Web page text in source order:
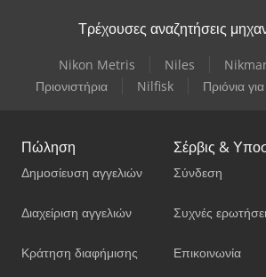
Τρέχουσες αναζητήσεις
Nikon Metris Niles
Πριονιστήρια
Nilfisk Πριόνια
Πώληση
Δημοσίευση αγγελιών
Διαχείριση αγγελιών
Κράτηση διαφήμισης
Σέρβις &
Σύνδεση
Συχνές
Επικοινωνία